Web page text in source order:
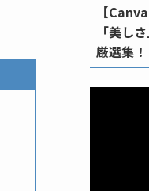
【
「美し
厳選集！